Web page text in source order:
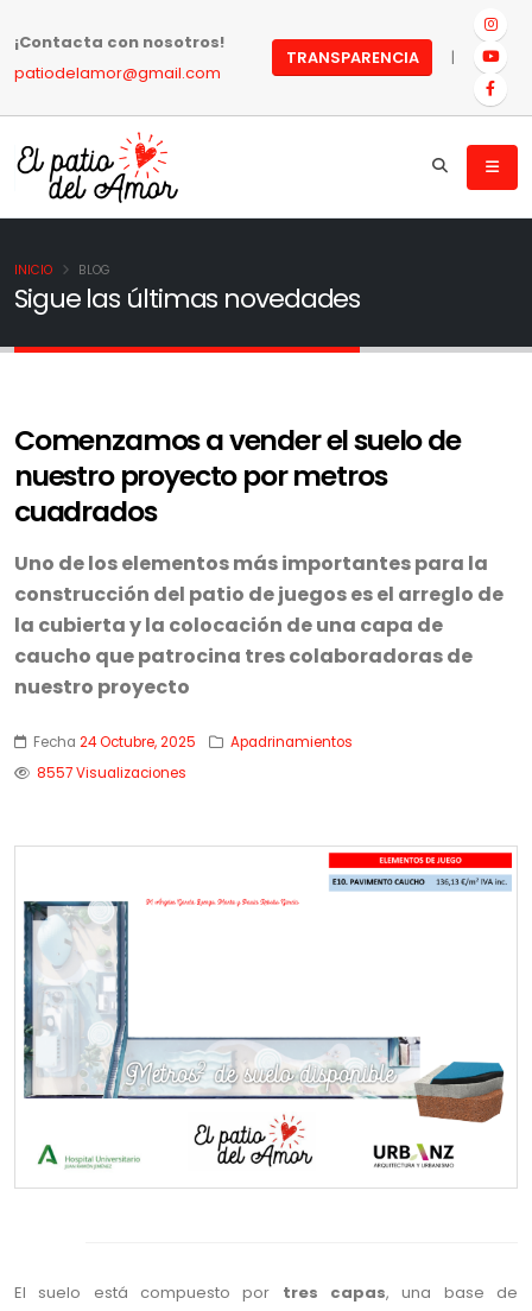
¡Contacta con nosotros!
patiodelamor@gmail.com
TRANSPARENCIA |
Sigue las últimas novedades
INICIO BLOG
Comenzamos a vender el suelo de
nuestro proyecto por metros
cuadrados
Uno de los elementos más importantes para la
construcción del patio de juegos es el arreglo de
la cubierta y la colocación de una capa de
caucho que patrocina tres colaboradoras de
nuestro proyecto
Fecha 24 Octubre, 2025
Apadrinamientos
8557 Visualizaciones
El suelo está compuesto por tres capas, una base de